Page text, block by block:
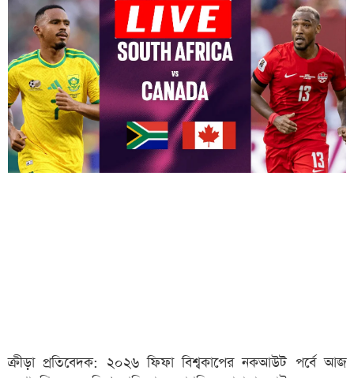
ক্রীড়া প্রতিবেদক: ২০২৬ ফিফা বিশ্বকাপের নকআউট পর্বে আজ